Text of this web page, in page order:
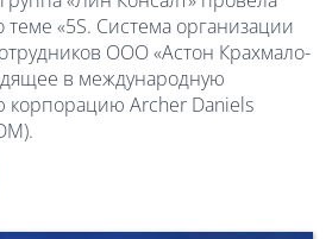
«5S. Система организации
ООО «Астон Крахмало-
в международную
Archer Daniels